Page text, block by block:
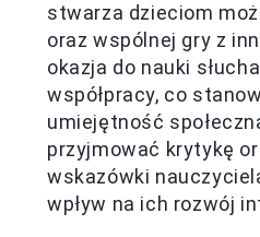
stwarza dzieciom
oraz wspólnej gry z
okazja do nauki
współpracy, co
umiejętność
przyjmować krytykę
wskazówki
wpływ na ich rozwój